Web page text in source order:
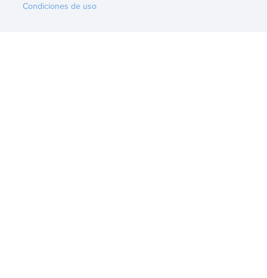
Condiciones de uso